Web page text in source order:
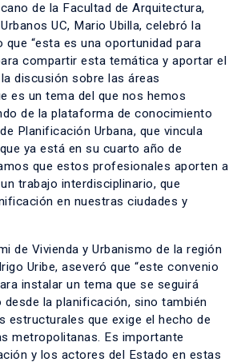
de la Facultad de Arquitectura,
UC, Mario Ubilla, celebró la
“esta es una oportunidad para
compartir esta temática y aportar el
discusión sobre las áreas
es un tema del que nos hemos
de la plataforma de conocimiento
Planificación Urbana, que vincula
ya está en su cuarto año de
que estos profesionales aporten a
trabajo interdisciplinario, que
en nuestras ciudades y
de Vivienda y Urbanismo de la región
Uribe, aseveró que “este convenio
instalar un tema que se seguirá
la planificación, sino también
estructurales que exige el hecho de
metropolitanas. Es importante
y los actores del Estado en estas